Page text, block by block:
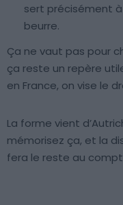
sert précisément
beurre.
Ça ne vaut pas pour
ça reste un repère
en France, on vise le
La forme vient
mémorisez ça, et la
fera le reste au